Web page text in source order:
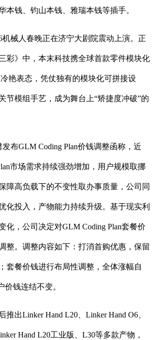
本钱、钧山本钱、雅瑞本钱等插手。
械人春晚正在济宁大剧院震动上演。正
彩》中，本末科技携全球首款零件模块化
艳表态，凭仗独有的模块化可拼接设
节模组手艺，成为舞台上“矫捷度冲破”的
GLM Coding Plan价钱调整函称，近
市场需求持续强劲增加，用户规模取挪
障高负载下的不变性取办事质量，公司同
化投入，产物能力持续升级。基于现实利
化，公司决定对GLM Coding Plan套餐价
整。调整内容如下：打消首购优惠，保留
套餐价钱进行布局性调整，全体涨幅自
价钱连结不变。
出Linker Hand L20、Linker Hand O6、
Hand L20工业版、L30等多款产物，